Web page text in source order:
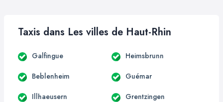
Taxis dans Les villes de Haut-Rhin
Galfingue Heimsbrunn
Beblenheim Guémar
Illhaeusern Grentzingen